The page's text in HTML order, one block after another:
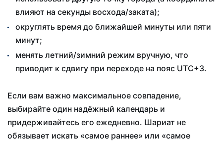
влияют на секунды восхода/заката);
округлять время до ближайшей минуты или пяти
минут;
менять летний/зимний режим вручную, что
приводит к сдвигу при переходе на пояс UTC+3.
Если вам важно максимальное совпадение,
выбирайте один надёжный календарь и
придерживайтесь его ежедневно. Шариат не
обязывает искать «самое раннее» или «самое